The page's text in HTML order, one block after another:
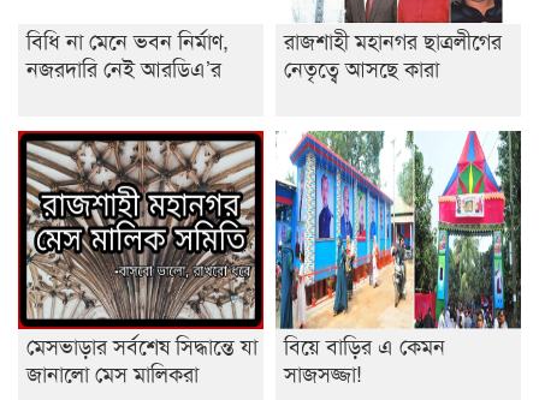
বিধি না মেনে ভবন নির্মাণ,
নজরদারি নেই আরডিএ’র
রাজশাহী মহানগর ছাত্রলীগের
নেতৃত্বে আসছে কারা
মেসভাড়ার সর্বশেষ সিদ্ধান্তে যা
জানালো মেস মালিকরা
বিয়ে বাড়ির এ কেমন
সাজসজ্জা!